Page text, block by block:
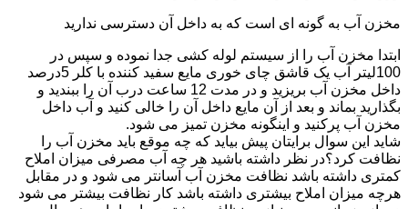
مخزن آب به گونه ای است که به داخل آن دسترسی ندارید
ابتدا مخزن آب را از سیستم لوله کشی جدا نموده و سپس در
100لیتر آب یک قاشق چای خوری مایع سفید کننده با کلر 5درصد
داخل مخزن آب بریزید و در مدت 12 ساعت درب آن را ببندید و
بگذارید بماند و بعد از آن مایع داخل آن را خالی کنید و آب داخل
مخزن آب پرکنید و اینگونه مخزن تمیز می شود.
شاید این سوال برایتان پیش بیاید که چه موقع باید مخزن آب را
نظافت کرد؟در نظر داشته باشید هر چه آب مصرفی میزان املاح
کمتری داشته باشد نظافت مخزن آب آسانتر می شود و در مقابل
هرچه میزان املاح بیشتری داشته باشد کار نظافت بیشتر می شود